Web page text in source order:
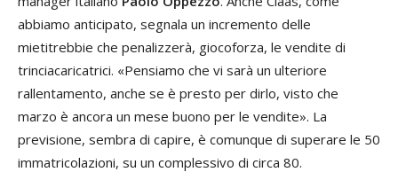
abbiamo anticipato, segnala un incremento delle
mietitrebbie che penalizzerà, giocoforza, le vendite di
trinciacaricatrici. «Pensiamo che vi sarà un ulteriore
rallentamento, anche se è presto per dirlo, visto che
marzo è ancora un mese buono per le vendite». La
previsione, sembra di capire, è comunque di superare le 50
immatricolazioni, su un complessivo di circa 80.